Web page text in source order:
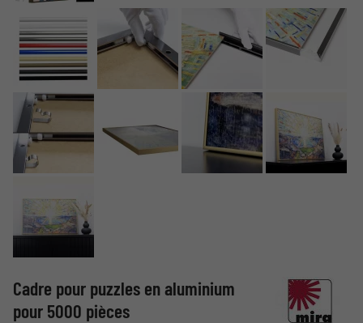
Cadre pour puzzles en aluminium
pour 5000 pièces